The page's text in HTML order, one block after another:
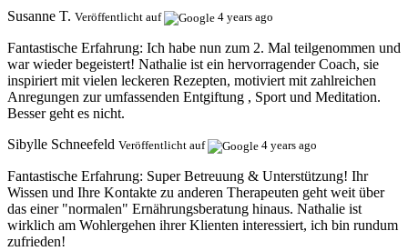
Susanne T. Veröffentlicht auf 4 years ago
Fantastische Erfahrung: Ich habe nun zum 2. Mal teilgenommen und
war wieder begeistert! Nathalie ist ein hervorragender Coach, sie
inspiriert mit vielen leckeren Rezepten, motiviert mit zahlreichen
Anregungen zur umfassenden Entgiftung , Sport und Meditation.
Besser geht es nicht.
Sibylle Schneefeld Veröffentlicht auf 4 years ago
Fantastische Erfahrung: Super Betreuung & Unterstützung! Ihr
Wissen und Ihre Kontakte zu anderen Therapeuten geht weit über
das einer "normalen" Ernährungsberatung hinaus. Nathalie ist
wirklich am Wohlergehen ihrer Klienten interessiert, ich bin rundum
zufrieden!